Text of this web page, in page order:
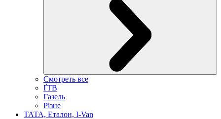
Смотреть все
ҐТВ
Газель
Різне
ТАТА, Еталон, I-Van